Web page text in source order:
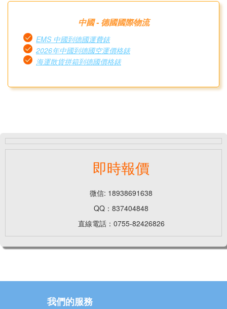
中國 - 德國國際物流
EMS 中國到德國運費錶
2026年中國到德國空運價格錶
海運散貨拼箱到德國價格錶
即時報價
微信: 18938691638
QQ：837404848
直線電話：0755-82426826
我們的服務